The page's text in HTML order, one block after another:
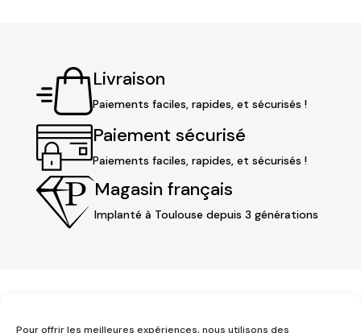
Pour offrir les meilleures expériences, nous utilisons des
Livraison
Paiements faciles, rapides, et sécurisés !
Paiement sécurisé
Paiements faciles, rapides, et sécurisés !
Magasin français
Implanté à Toulouse depuis 3 générations